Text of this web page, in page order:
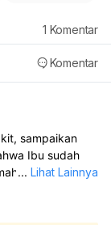
Komentar
1 Komentar
sampaikan
Ibu sudah
sakit tersebut.
di sana.
... Lihat Lainnya